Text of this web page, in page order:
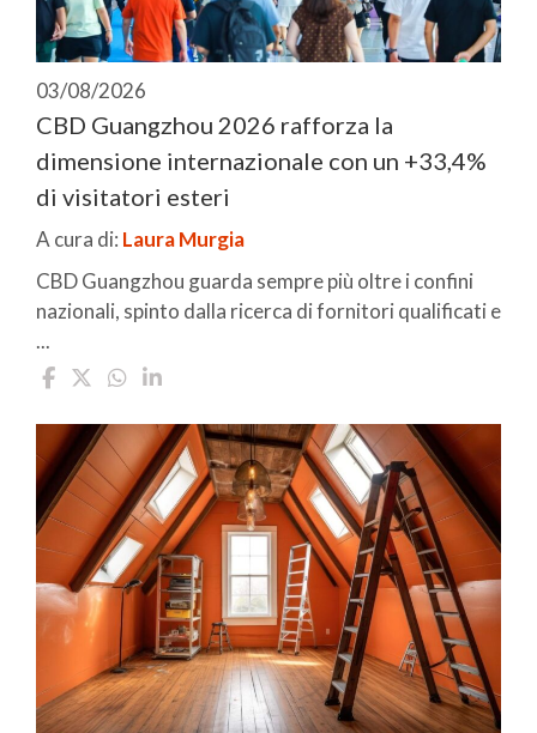
03/08/2026
CBD Guangzhou 2026 rafforza la
dimensione internazionale con un +33,4%
di visitatori esteri
A cura di: Laura Murgia
CBD Guangzhou guarda sempre più oltre i confini
nazionali, spinto dalla ricerca di fornitori qualificati e
...